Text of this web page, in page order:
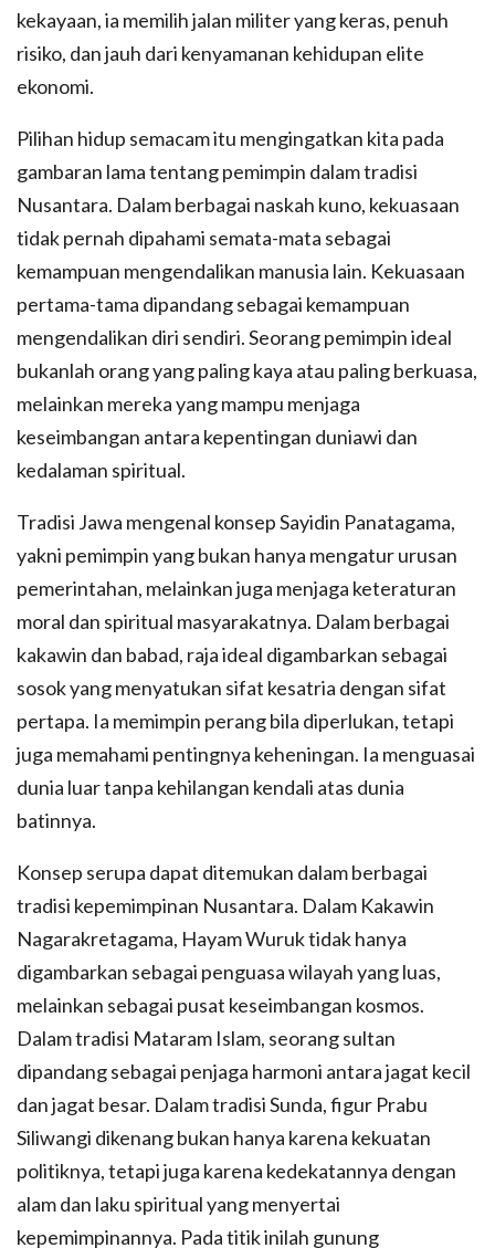
kekayaan, ia memilih jalan militer yang keras, penuh
risiko, dan jauh dari kenyamanan kehidupan elite
ekonomi.
Pilihan hidup semacam itu mengingatkan kita pada
gambaran lama tentang pemimpin dalam tradisi
Nusantara. Dalam berbagai naskah kuno, kekuasaan
tidak pernah dipahami semata-mata sebagai
kemampuan mengendalikan manusia lain. Kekuasaan
pertama-tama dipandang sebagai kemampuan
mengendalikan diri sendiri. Seorang pemimpin ideal
bukanlah orang yang paling kaya atau paling berkuasa,
melainkan mereka yang mampu menjaga
keseimbangan antara kepentingan duniawi dan
kedalaman spiritual.
Tradisi Jawa mengenal konsep Sayidin Panatagama,
yakni pemimpin yang bukan hanya mengatur urusan
pemerintahan, melainkan juga menjaga keteraturan
moral dan spiritual masyarakatnya. Dalam berbagai
kakawin dan babad, raja ideal digambarkan sebagai
sosok yang menyatukan sifat kesatria dengan sifat
pertapa. Ia memimpin perang bila diperlukan, tetapi
juga memahami pentingnya keheningan. Ia menguasai
dunia luar tanpa kehilangan kendali atas dunia
batinnya.
Konsep serupa dapat ditemukan dalam berbagai
tradisi kepemimpinan Nusantara. Dalam Kakawin
Nagarakretagama, Hayam Wuruk tidak hanya
digambarkan sebagai penguasa wilayah yang luas,
melainkan sebagai pusat keseimbangan kosmos.
Dalam tradisi Mataram Islam, seorang sultan
dipandang sebagai penjaga harmoni antara jagat kecil
dan jagat besar. Dalam tradisi Sunda, figur Prabu
Siliwangi dikenang bukan hanya karena kekuatan
politiknya, tetapi juga karena kedekatannya dengan
alam dan laku spiritual yang menyertai
kepemimpinannya. Pada titik inilah gunung